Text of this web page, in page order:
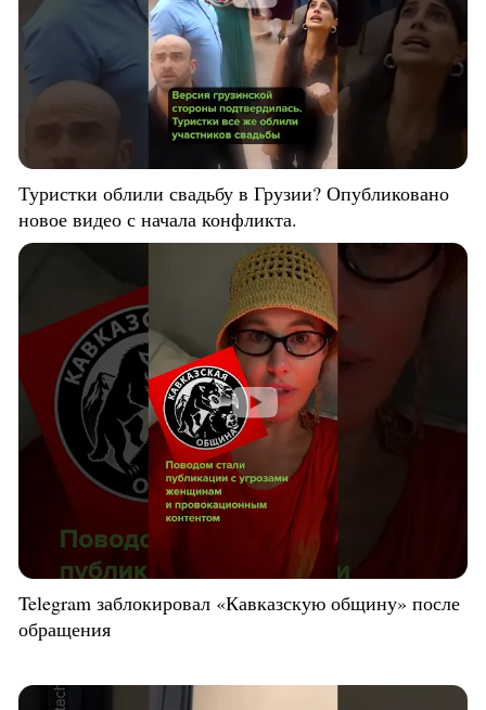
Туристки облили свадьбу в Грузии? Опубликовано
новое видео с начала конфликта.
Telegram заблокировал «Кавказскую общину» после
обращения